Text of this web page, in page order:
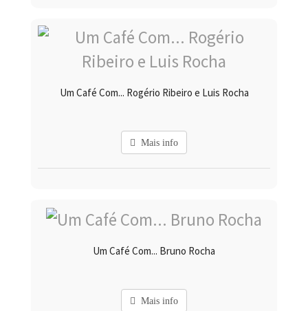
Um Café Com... Rogério Ribeiro e Luis Rocha
Mais info
Um Café Com... Bruno Rocha
Mais info